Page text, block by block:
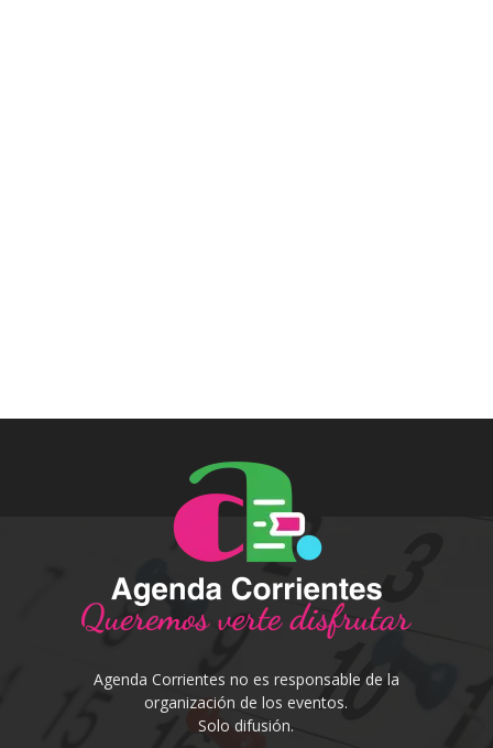
Agenda Corrientes no es responsable de la
organización de los eventos.
Solo difusión.